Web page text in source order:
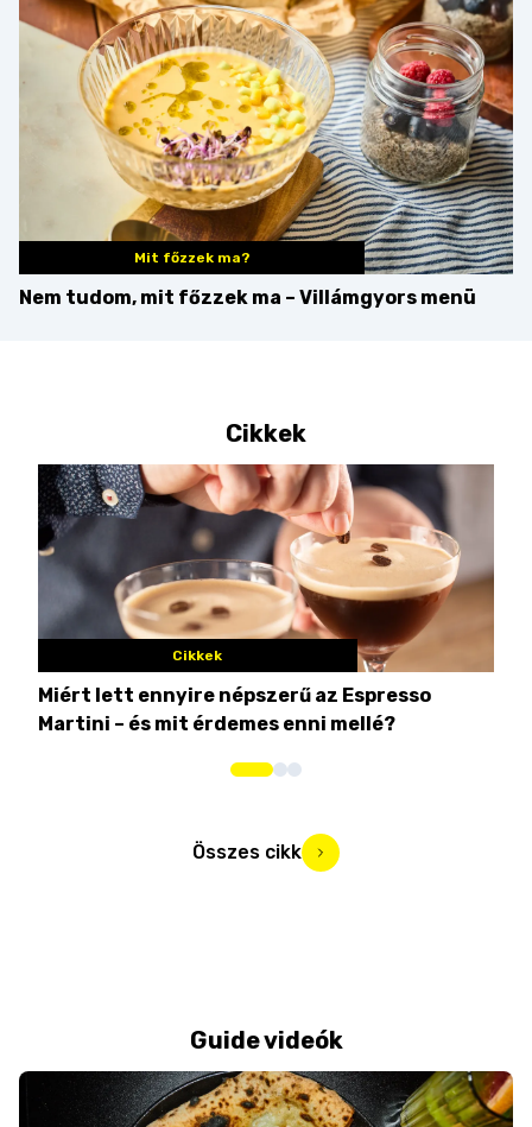
Mit főzzek ma?
Nem tudom, mit főzzek ma – Villámgyors menü
Cikkek
Cikkek
Miért lett ennyire népszerű az Espresso
Martini – és mit érdemes enni mellé?
Összes cikk
Guide videók